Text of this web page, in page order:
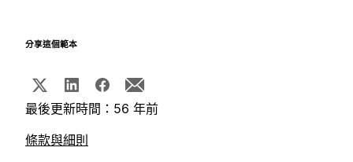
分享這個範本
最後更新時間：56 年前
條款與細則